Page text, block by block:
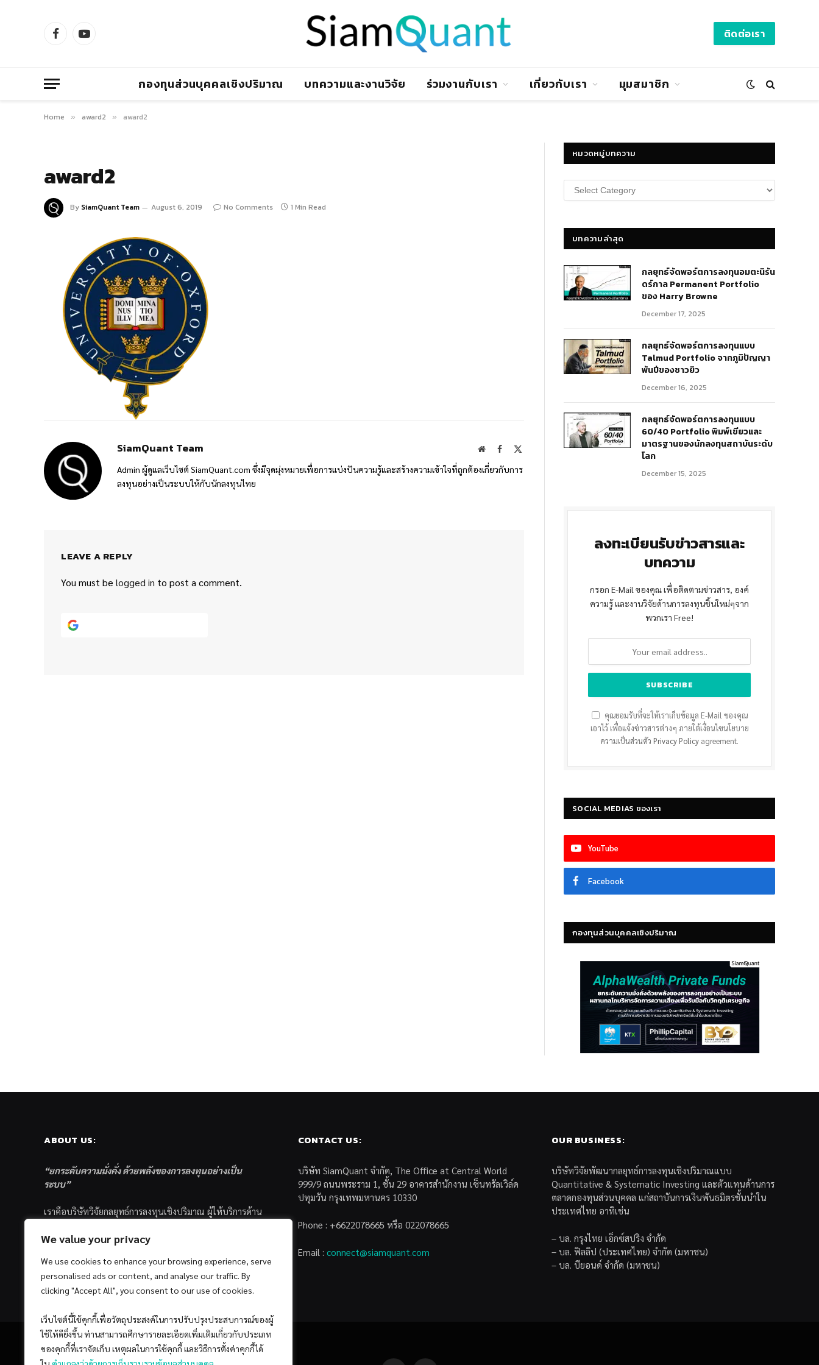
We value your privacy
We use cookies to enhance your browsing experience, serve
personalised ads or content, and analyse our traffic. By
clicking "Accept All", you consent to our use of cookies.
เว็บไซต์นี้ใช้คุกกี้เพื่อวัตถุประสงค์ในการปรับปรุงประสบการณ์ของผู้
ใช้ให้ดียิ่งขึ้น ท่านสามารถศึกษารายละเอียดเพิ่มเติมเกี่ยวกับประเภท
ของคุกกี้ที่เราจัดเก็บ เหตุผลในการใช้คุกกี้ และวิธีการตั้งค่าคุกกี้ได้
FacebookYouTube ติดต่อเรา
กองทุนส่วนบุคคลเชิงปริมาณ บทความและงานวิจัย ร่วมงานกับเรา เกี่ยวกับเรา มุมสมาชิก
Home » award2 » award2
award2
By SiamQuant Team August 6, 2019 No Comments 1 Min Read
SiamQuant Team WebsiteFacebook
Admin ผู้ดูแลเว็บไซต์ SiamQuant.com ซึ่งมีจุดมุ่งหมายเพื่อการแบ่งปันความรู้และสร้างความเข้าใจที่ถูกต้องเกี่ยวกับการ
ลงทุนอย่างเป็นระบบให้กับนักลงทุนไทย
LEAVE A REPLY
You must be logged in to post a comment.
หมวดหมู่บทความ
หมวด
หมู่
บทความล่าสุด
กลยุทธ์​จัดพอร์ตการลงทุนอมตะนิรัน
ดร์กาล Permanent Portfolio
ของ Harry Browne
December 17, 2025
กลยุทธ์จัดพอร์ตการลงทุนแบบ
Talmud Portfolio จากภูมิปัญญา
พันปีของชาวยิว
December 16, 2025
กลยุทธ์จัดพอร์ตการลงทุนแบบ
60/40 Portfolio พิมพ์เขียวและ
มาตรฐานของนักลงทุนสถาบันระดับ
โลก
December 15, 2025
ลงทะเบียนรับข่าวสารและ
บทความ
กรอก E-Mail ของคุณ เพื่อติดตามข่าวสาร, องค์
ความรู้ และงานวิจัยด้านการลงทุนชิ้นใหม่ๆจาก
พวกเรา Free!
คุณยอมรับที่จะให้เราเก็บข้อมูล E-Mail ของคุณ
เอาไว้ เพื่อแจ้งข่าวสารต่างๆ ภายใต้เงื่อนไขนโยบาย
ความเป็นส่วนตัว Privacy Policy agreement.
SOCIAL MEDIAS ของเรา
YouTube
Facebook
กองทุนส่วนบุคคลเชิงปริมาณ
ABOUT US:
“ยกระดับความมั่งคั่ง ด้วยพลังของการลงทุนอย่างเป็น
ระบบ”
เราคือบริษัทวิจัยกลยุทธ์การลงทุนเชิงปริมาณ ผู้ให้บริการด้าน
ส่วนบุคคล ซึ่งมีเป้าหมายที่จะช่วยเหลือให้นักลงทุนไทย
ด้วยแนวคิดและกระบวนการลงทุนอย่างเป็นระบบแบบ
Quantitative & Systematic Investing
CONTACT US:
บริษัท SiamQuant จำกัด, The Office at Central World
999/9 ถนนพระราม 1, ชั้น 29 อาคารสำนักงาน เซ็นทรัลเวิล์ด
ปทุมวัน กรุงเทพมหานคร 10330
Phone : +6622078665 หรือ 022078665
Email : connect@siamquant.com
OUR BUSINESS:
บริษัทวิจัยพัฒนากลยุทธ์การลงทุนเชิงปริมาณแบบ
Quantitative & Systematic Investing และตัวแทนด้านการ
ตลาดกองทุนส่วนบุคคล แก่สถาบันการเงินพันธมิตรชั้นนำใน
ประเทศไทย อาทิเช่น
– บล. กรุงไทย เอ็กซ์สปริง จำกัด
– บล. ฟิลลิป (ประเทศไทย) จำกัด (มหาชน)
– บล. บียอนด์ จำกัด (มหาชน)